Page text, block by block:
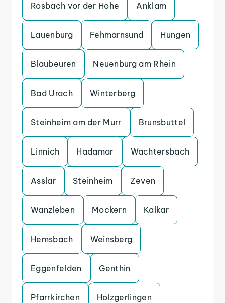
Rosbach vor der Hohe Anklam
Lauenburg Fehmarnsund Hungen
Blaubeuren Neuenburg am Rhein
Bad Urach Winterberg
Steinheim am der Murr Brunsbuttel
Linnich Hadamar Wachtersbach
Asslar Steinheim Zeven
Wanzleben Mockern Kalkar
Hemsbach Weinsberg
Eggenfelden Genthin
Pfarrkirchen Holzgerlingen